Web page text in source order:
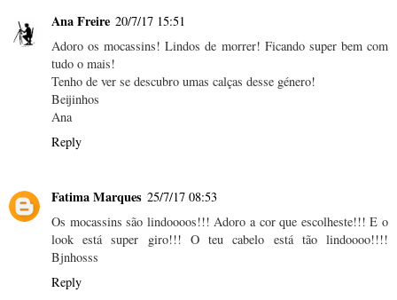
Ana Freire 20/7/17 15:51
Adoro os mocassins! Lindos de morrer! Ficando super bem com
tudo o mais!
Tenho de ver se descubro umas calças desse género!
Beijinhos
Ana
Reply
Fatima Marques 25/7/17 08:53
Os mocassins são lindoooos!!! Adoro a cor que escolheste!!! E o
look está super giro!!! O teu cabelo está tão lindoooo!!!!
Bjnhosss
Reply